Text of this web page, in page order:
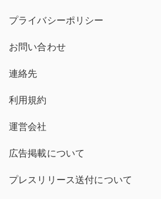
プライバシーポリシー
お問い合わせ
連絡先
利用規約
運営会社
広告掲載について
プレスリリース送付について